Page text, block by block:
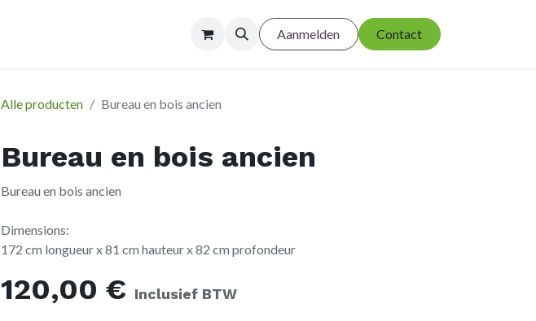
Aanmelden Contact
Alle producten Bureau en bois ancien
Bureau en bois ancien
Bureau en bois ancien
Dimensions:
172 cm longueur x 81 cm hauteur x 82 cm profondeur
120,00 € Inclusief BTW